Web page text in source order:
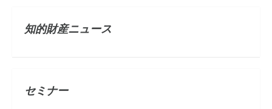
知的財産ニュース
セミナー